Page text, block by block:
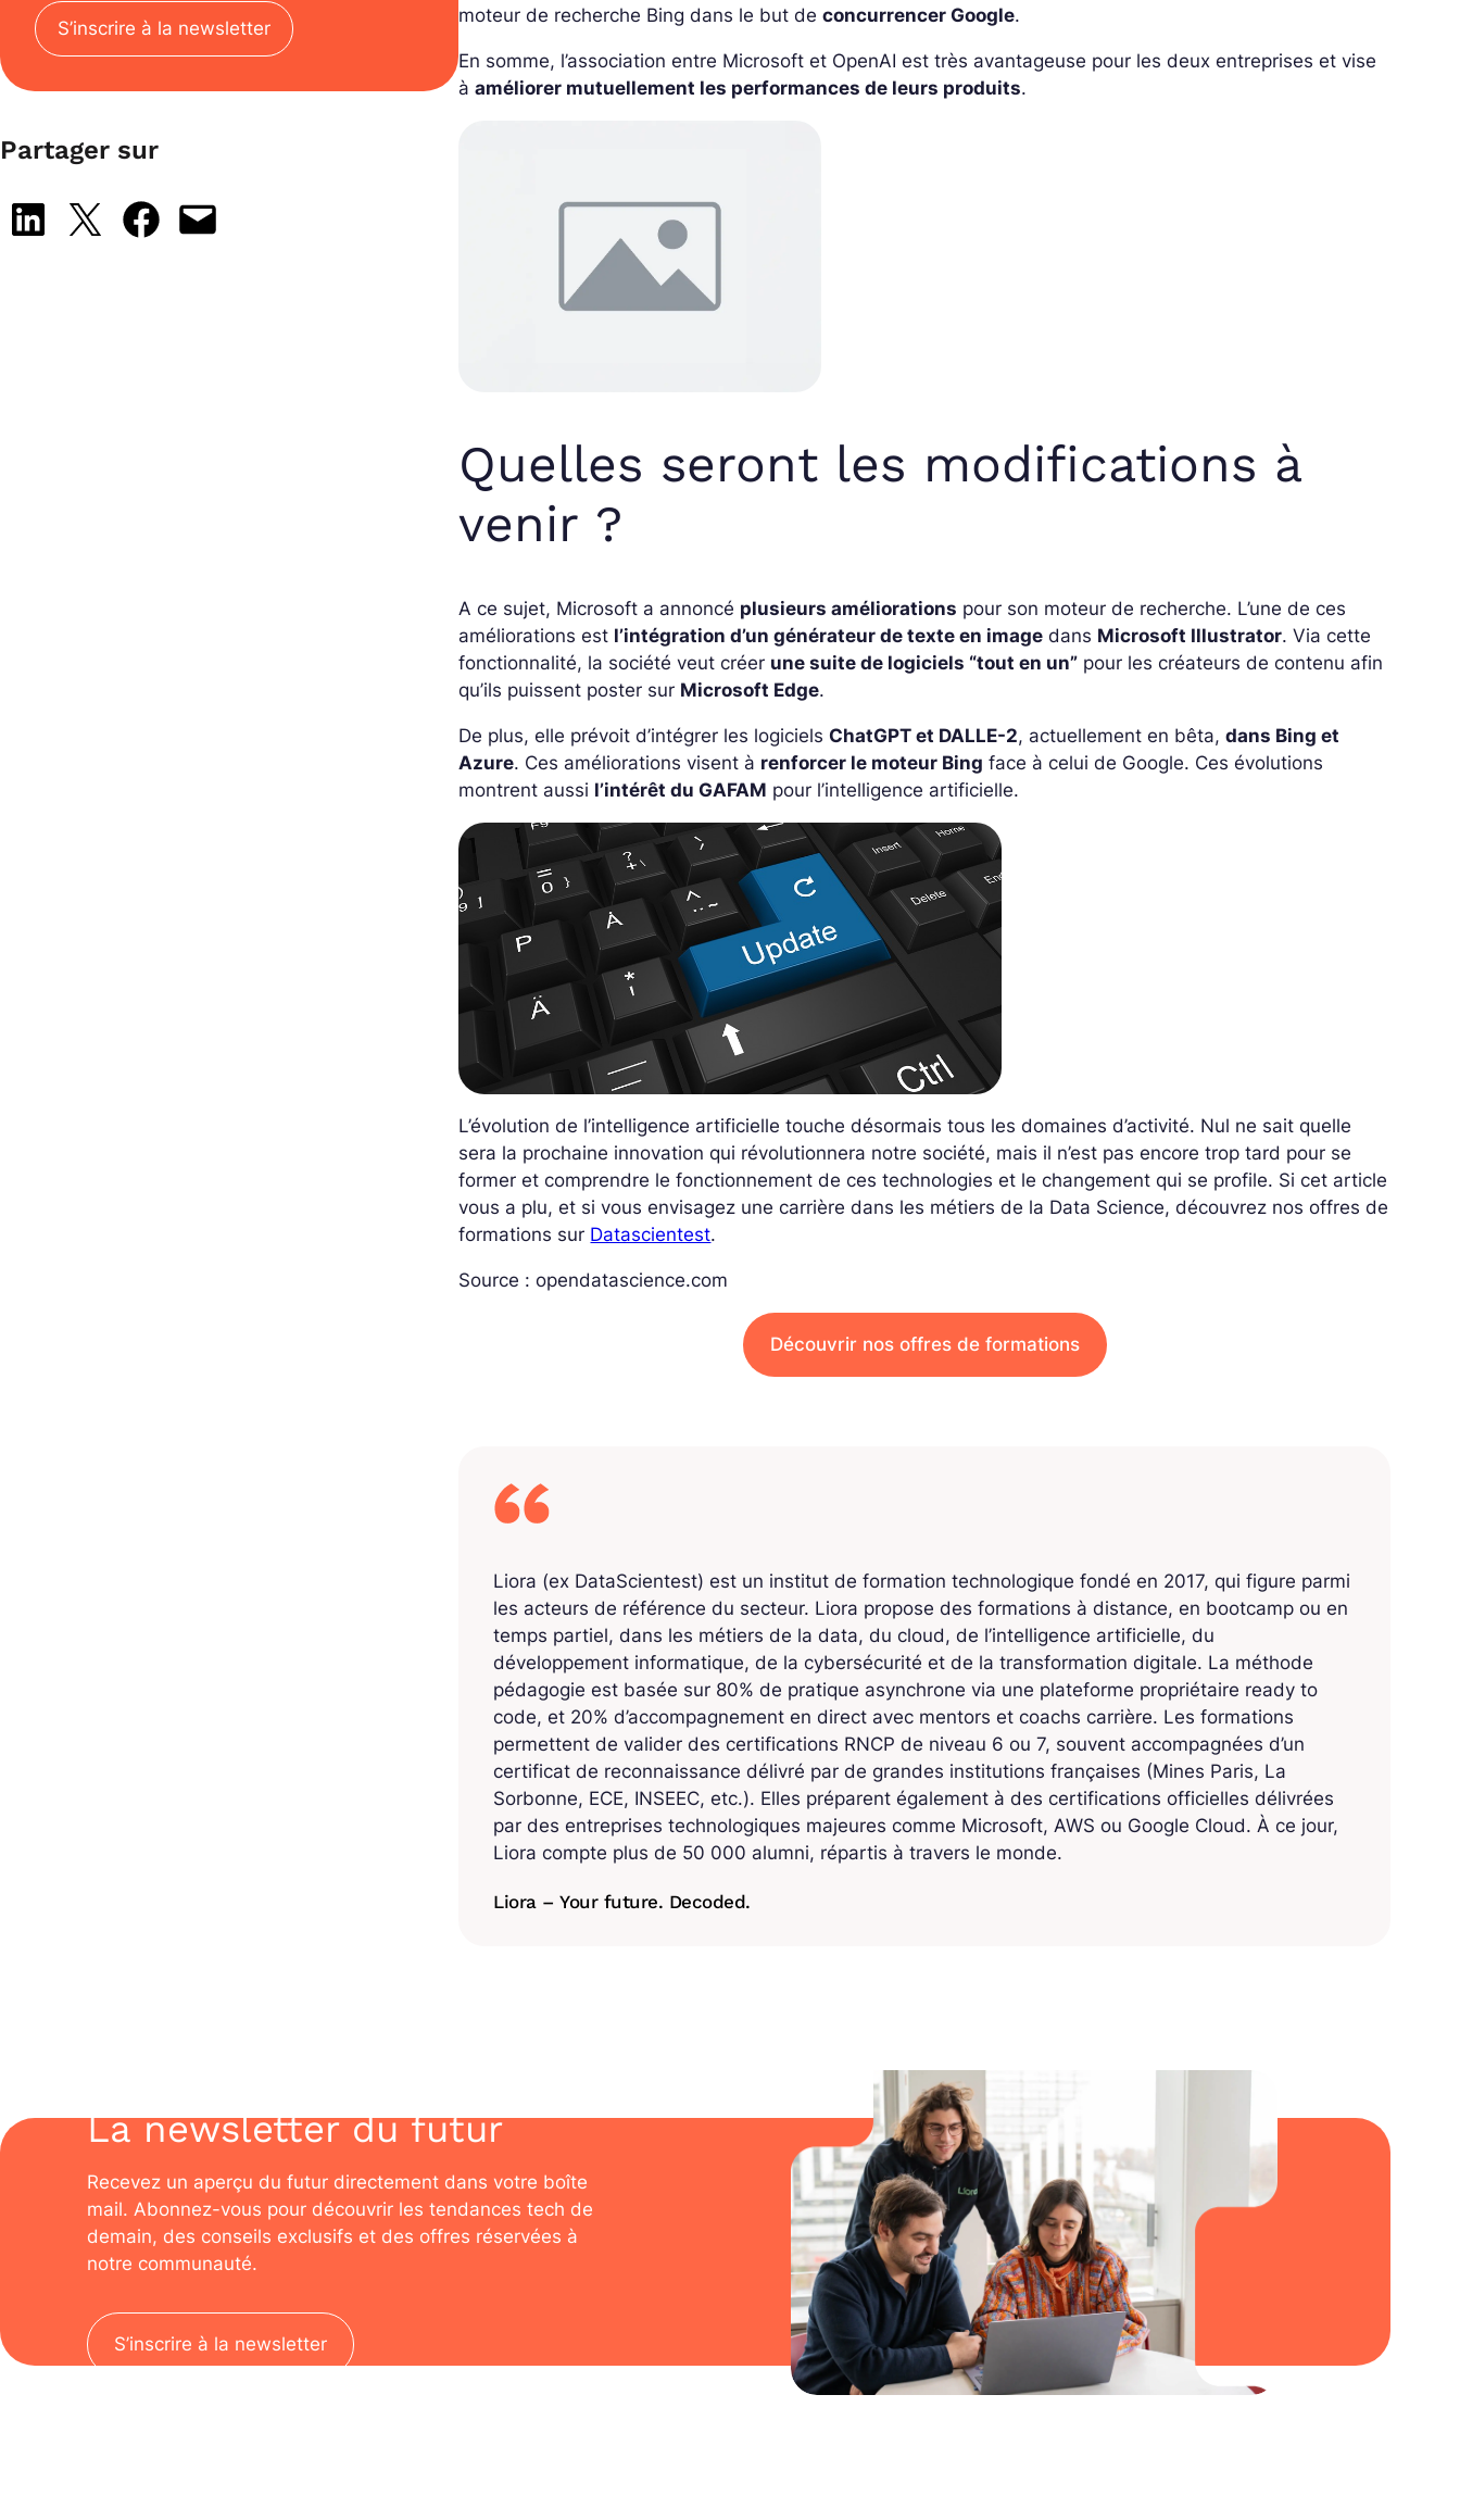
S’inscrire à la newsletter
Partager sur
Share on LinkedIn
Share on X Share on Facebook
Email this Page
moteur de recherche Bing dans le but deconcurrencer Google.
En somme, l’association entre Microsoft et OpenAI est très avantageuse pour les deux entreprises et vise
àaméliorer mutuellement les performances de leurs produits.
Quelles seront les modifications à
venir ?
A ce sujet, Microsoft a annoncé plusieurs améliorations pour son moteur de recherche. L’une de ces
améliorations est l’intégration d’un générateur de texte en image dans Microsoft Illustrator. Via cette
fonctionnalité, la société veut créer une suite de logiciels “tout en un” pour les créateurs de contenu afin
qu’ils puissent poster sur Microsoft Edge.
De plus, elle prévoit d’intégrer les logicielsChatGPT et DALLE-2, actuellement en bêta,dans Bing et
Azure. Ces améliorations visent à renforcer le moteur Bing face à celui de Google. Ces évolutions
montrent aussi l’intérêt du GAFAM pour l’intelligence artificielle.
L’évolution de l’intelligence artificielle touche désormais tous les domaines d’activité. Nul ne sait quelle
sera la prochaine innovation qui révolutionnera notre société, mais il n’est pas encore trop tard pour se
former et comprendre le fonctionnement de ces technologies et le changement qui se profile. Si cet article
vous a plu, et si vous envisagez une carrière dans les métiers de la Data Science, découvrez nos offres de
formations sur Datascientest.
Source : opendatascience.com
Découvrir nos offres de formations
Liora (ex DataScientest) est un institut de formation technologique fondé en 2017, qui figure parmi
les acteurs de référence du secteur. Liora propose des formations à distance, en bootcamp ou en
temps partiel, dans les métiers de la data, du cloud, de l’intelligence artificielle, du
développement informatique, de la cybersécurité et de la transformation digitale. La méthode
pédagogie est basée sur 80% de pratique asynchrone via une plateforme propriétaire ready to
code, et 20% d’accompagnement en direct avec mentors et coachs carrière. Les formations
permettent de valider des certifications RNCP de niveau 6 ou 7, souvent accompagnées d’un
certificat de reconnaissance délivré par de grandes institutions françaises (Mines Paris, La
Sorbonne, ECE, INSEEC, etc.). Elles préparent également à des certifications officielles délivrées
par des entreprises technologiques majeures comme Microsoft, AWS ou Google Cloud. À ce jour,
Liora compte plus de 50 000 alumni, répartis à travers le monde.
Liora – Your future. Decoded.
La newsletter du futur
Recevez un aperçu du futur directement dans votre boîte
mail. Abonnez-vous pour découvrir les tendances tech de
demain, des conseils exclusifs et des offres réservées à
notre communauté.
S’inscrire à la newsletter